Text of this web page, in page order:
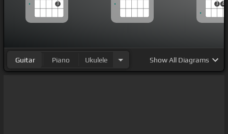
3
3 4
Guitar Piano Ukulele ShowAll Diagrams